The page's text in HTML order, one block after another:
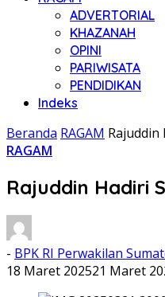
ADVERTORIAL
KHAZANAH
OPINI
PARIWISATA
PENDIDIKAN
Indeks
Beranda RAGAM Rajuddin
RAGAM
Rajuddin Hadiri
- BPK RI Perwakilan
18 Maret 202521 Maret